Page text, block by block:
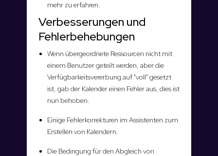
mehr zu erfahren.
Verbesserungen und
Fehlerbehebungen
Wenn übergeordnete Ressourcen nicht mit
einem Benutzer geteilt werden, aber die
Verfügbarkeitsvererbung auf "voll" gesetzt
ist, gab der Kalender einen Fehler aus, dies ist
nun behoben.
Einige Fehlerkorrekturen im Assistenten zum
Erstellen von Kalendern.
Die Bedingung für den Abgleich von